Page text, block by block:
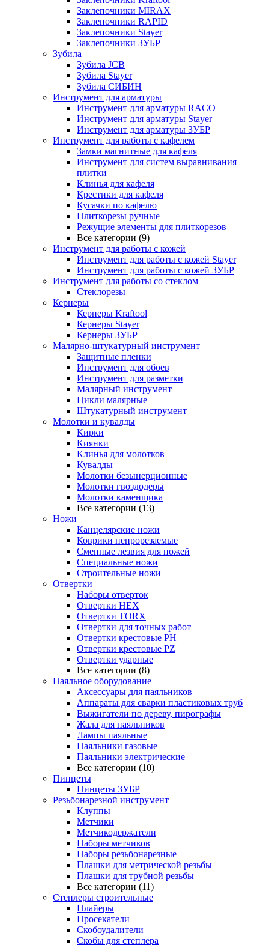
Заклепочники MIRAX
Заклепочники RAPID
Заклепочники Stayer
Заклепочники ЗУБР
Зубила
Зубила JCB
Зубила Stayer
Зубила СИБИН
Инструмент для арматуры
Инструмент для арматуры RACO
Инструмент для арматуры Stayer
Инструмент для арматуры ЗУБР
Инструмент для работы с кафелем
Замки магнитные для кафеля
Инструмент для систем выравнивания
плитки
Клинья для кафеля
Крестики для кафеля
Кусачки по кафелю
Плиткорезы ручные
Режущие элементы для плиткорезов
Все категории (9)
Инструмент для работы с кожей
Инструмент для работы с кожей Stayer
Инструмент для работы с кожей ЗУБР
Инструмент для работы со стеклом
Стеклорезы
Кернеры
Кернеры Kraftool
Кернеры Stayer
Кернеры ЗУБР
Малярно-штукатурный инструмент
Защитные пленки
Инструмент для обоев
Инструмент для разметки
Малярный инструмент
Цикли малярные
Штукатурный инструмент
Молотки и кувалды
Кирки
Киянки
Клинья для молотков
Кувалды
Молотки безынерционные
Молотки гвоздодеры
Молотки каменщика
Все категории (13)
Ножи
Канцелярские ножи
Коврики непрорезаемые
Сменные лезвия для ножей
Специальные ножи
Строительные ножи
Отвертки
Наборы отверток
Отвертки HEX
Отвертки TORX
Отвертки для точных работ
Отвертки крестовые PH
Отвертки крестовые PZ
Отвертки ударные
Все категории (8)
Паяльное оборудование
Аксессуары для паяльников
Аппараты для сварки пластиковых труб
Выжигатели по дереву, пирографы
Жала для паяльников
Лампы паяльные
Паяльники газовые
Паяльники электрические
Все категории (10)
Пинцеты
Пинцеты ЗУБР
Резьбонарезной инструмент
Клуппы
Метчики
Метчикодержатели
Наборы метчиков
Наборы резьбонарезные
Плашки для метрической резьбы
Плашки для трубной резьбы
Все категории (11)
Степлеры строительные
Плайеры
Просекатели
Скобоудалители
Скобы для степлера